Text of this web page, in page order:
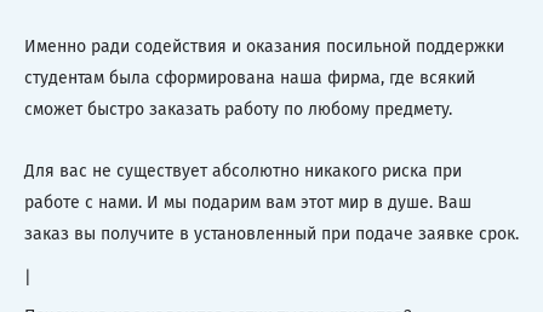
Именно ради содействия и оказания посильной поддержки
студентам была сформирована наша фирма, где всякий
сможет быстро заказать работу по любому предмету.
Для вас не существует абсолютно никакого риска при
работе с нами. И мы подарим вам этот мир в душе. Ваш
заказ вы получите в установленный при подаче заявке срок.